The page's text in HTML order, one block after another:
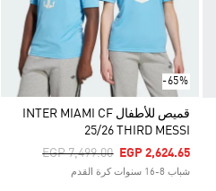
-65%
قميص للأطفال INTER MIAMI CF
25/26 THIRD MESSI
Price Reduced From
EGP 7,499.00ToEGP 2,624.65
شباب 8-16 سنوات كرة القدم